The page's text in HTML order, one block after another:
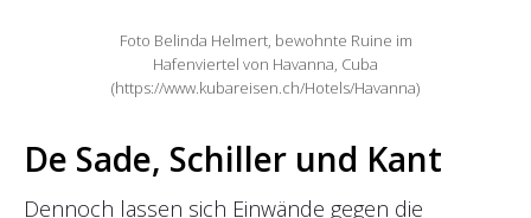
Foto Belinda Helmert, bewohnte Ruine im
Hafenviertel von Havanna, Cuba
(https://www.kubareisen.ch/Hotels/Havanna)
De Sade, Schiller und Kant
Dennoch lassen sich Einwände gegen die